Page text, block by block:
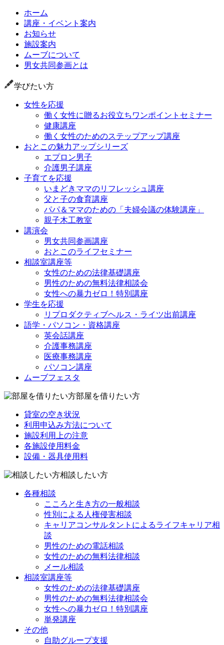
ホーム
講座・イベント案内
お知らせ
施設案内
ムーブについて
男女共同参画とは
学びたい方
女性を応援
働く女性に贈るお役立ちワンポイントセミナー
健康講座
働く女性のためのステップアップ講座
おとこの魅力アップシリーズ
エプロン男子
介護男子講座
子育てを応援
いまどきママのリフレッシュ講座
父と子の食育講座
パパ＆ママのための「夫婦会議の体験講座」
親子木工教室
講演会
男女共同参画講座
おとこのライフセミナー
相談室講座等
女性のための法律基礎講座
男性のための無料法律相談会
女性への暴力ゼロ！特別講座
学生を応援
リプロダクティブヘルス・ライツ出前講座
語学・パソコン・資格講座
英会話講座
介護事務講座
医療事務講座
パソコン講座
ムーブフェスタ
部屋を借りたい方
貸室の空き状況
利用申込み方法について
施設利用上の注意
各施設使用料金
設備・器具使用料
相談したい方
各種相談
こころと生き方の一般相談
性別による人権侵害相談
キャリアコンサルタントによるライフキャリア相
談
男性のための電話相談
女性のための無料法律相談
メール相談
相談室講座等
女性のための法律基礎講座
男性のための無料法律相談会
女性への暴力ゼロ！特別講座
単発講座
その他
自助グループ支援